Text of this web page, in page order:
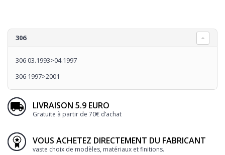
306
306 03.1993>04.1997
306 1997>2001
LIVRAISON 5.9 EURO
Gratuite à partir de 70€ d’achat
VOUS ACHETEZ DIRECTEMENT DU FABRICANT
vaste choix de modèles, matériaux et finitions.